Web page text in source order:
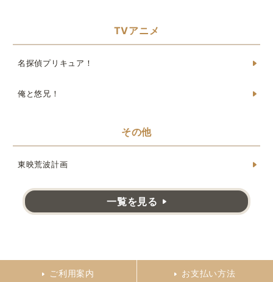
TVアニメ
名探偵プリキュア！
俺と悠兄！
その他
東映荒波計画
一覧を見る
ご利用案内 お支払い方法